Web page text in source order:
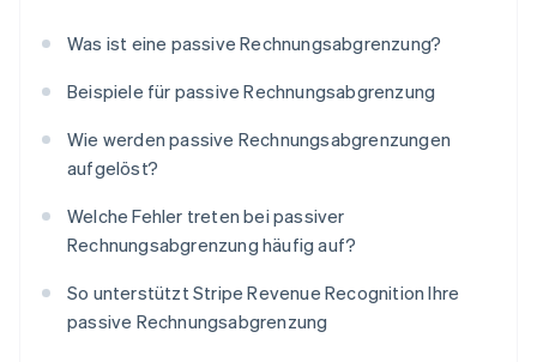
Was ist eine passive Rechnungsabgrenzung?
Beispiele für passive Rechnungsabgrenzung
Wie werden passive Rechnungsabgrenzungen
aufgelöst?
Welche Fehler treten bei passiver
Rechnungsabgrenzung häufig auf?
So unterstützt Stripe Revenue Recognition Ihre
passive Rechnungsabgrenzung